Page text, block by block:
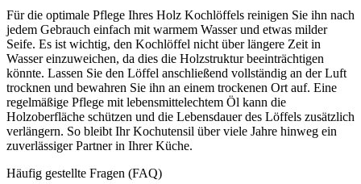
Für die optimale Pflege Ihres Holz Kochlöffels reinigen Sie ihn nach
jedem Gebrauch einfach mit warmem Wasser und etwas milder
Seife. Es ist wichtig, den Kochlöffel nicht über längere Zeit in
Wasser einzuweichen, da dies die Holzstruktur beeinträchtigen
könnte. Lassen Sie den Löffel anschließend vollständig an der Luft
trocknen und bewahren Sie ihn an einem trockenen Ort auf. Eine
regelmäßige Pflege mit lebensmittelechtem Öl kann die
Holzoberfläche schützen und die Lebensdauer des Löffels zusätzlich
verlängern. So bleibt Ihr Kochutensil über viele Jahre hinweg ein
zuverlässiger Partner in Ihrer Küche.
Häufig gestellte Fragen (FAQ)